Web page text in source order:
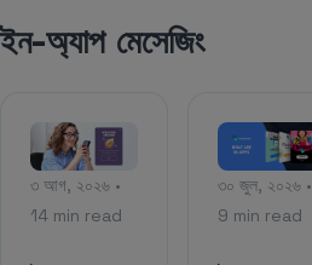
ইন-অ্যাপ মেসেজিং
৩ আগ, ২০২৬ •
14 min read
৩০ জুল, ২০২৬ •
9 min read